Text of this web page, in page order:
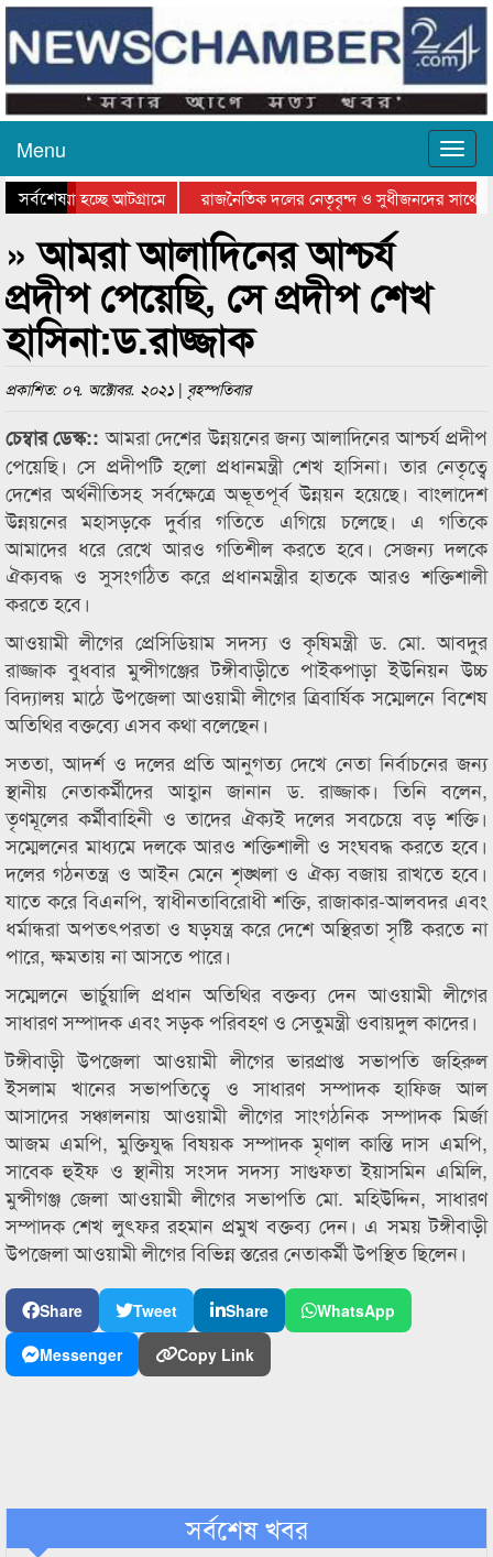
Menu
সর্বশেষ
যাওয়া হচ্ছে আটগ্রামে
রাজনৈতিক দলের নেতৃবৃন্দ ও সুধীজনদের সাথে
সিলেটে বাংলাদেশ গ্রুপ থিয়েটার ফেডারেশানের
» আমরা আলাদিনের আশ্চর্য
প্রদীপ পেয়েছি, সে প্রদীপ শেখ
হাসিনা:ড.রাজ্জাক
প্রকাশিত: ০৭. অক্টোবর. ২০২১ | বৃহস্পতিবার
চেম্বার ডেস্ক::আমরা দেশের উন্নয়নের জন্য আলাদিনের আশ্চর্য প্রদীপ
পেয়েছি। সে প্রদীপটি হলো প্রধানমন্ত্রী শেখ হাসিনা। তার নেতৃত্বে
দেশের অর্থনীতিসহ সর্বক্ষেত্রে অভূতপূর্ব উন্নয়ন হয়েছে। বাংলাদেশ
উন্নয়নের মহাসড়কে দুর্বার গতিতে এগিয়ে চলেছে। এ গতিকে
আমাদের ধরে রেখে আরও গতিশীল করতে হবে। সেজন্য দলকে
ঐক্যবদ্ধ ও সুসংগঠিত করে প্রধানমন্ত্রীর হাতকে আরও শক্তিশালী
করতে হবে।
আওয়ামী লীগের প্রেসিডিয়াম সদস্য ও কৃষিমন্ত্রী ড. মো. আবদুর
রাজ্জাক বুধবার মুন্সীগঞ্জের টঙ্গীবাড়ীতে পাইকপাড়া ইউনিয়ন উচ্চ
বিদ্যালয় মাঠে উপজেলা আওয়ামী লীগের ত্রিবার্ষিক সম্মেলনে বিশেষ
অতিথির বক্তব্যে এসব কথা বলেছেন।
সততা, আদর্শ ও দলের প্রতি আনুগত্য দেখে নেতা নির্বাচনের জন্য
স্থানীয় নেতাকর্মীদের আহ্বান জানান ড. রাজ্জাক। তিনি বলেন,
তৃণমূলের কর্মীবাহিনী ও তাদের ঐক্যই দলের সবচেয়ে বড় শক্তি।
সম্মেলনের মাধ্যমে দলকে আরও শক্তিশালী ও সংঘবদ্ধ করতে হবে।
দলের গঠনতন্ত্র ও আইন মেনে শৃঙ্খলা ও ঐক্য বজায় রাখতে হবে।
যাতে করে বিএনপি, স্বাধীনতাবিরোধী শক্তি, রাজাকার-আলবদর এবং
ধর্মান্ধরা অপতৎপরতা ও ষড়যন্ত্র করে দেশে অস্থিরতা সৃষ্টি করতে না
পারে, ক্ষমতায় না আসতে পারে।
সম্মেলনে ভার্চুয়ালি প্রধান অতিথির বক্তব্য দেন আওয়ামী লীগের
সাধারণ সম্পাদক এবং সড়ক পরিবহণ ও সেতুমন্ত্রী ওবায়দুল কাদের।
টঙ্গীবাড়ী উপজেলা আওয়ামী লীগের ভারপ্রাপ্ত সভাপতি জহিরুল
ইসলাম খানের সভাপতিত্বে ও সাধারণ সম্পাদক হাফিজ আল
আসাদের সঞ্চালনায় আওয়ামী লীগের সাংগঠনিক সম্পাদক মির্জা
আজম এমপি, মুক্তিযুদ্ধ বিষয়ক সম্পাদক মৃণাল কান্তি দাস এমপি,
সাবেক হুইফ ও স্থানীয় সংসদ সদস্য সাগুফতা ইয়াসমিন এমিলি,
মুন্সীগঞ্জ জেলা আওয়ামী লীগের সভাপতি মো. মহিউদ্দিন, সাধারণ
সম্পাদক শেখ লুৎফর রহমান প্রমুখ বক্তব্য দেন। এ সময় টঙ্গীবাড়ী
উপজেলা আওয়ামী লীগের বিভিন্ন স্তরের নেতাকর্মী উপস্থিত ছিলেন।
Share Tweet Share
WhatsApp
Messenger
Copy Link
সর্বশেষ খবর